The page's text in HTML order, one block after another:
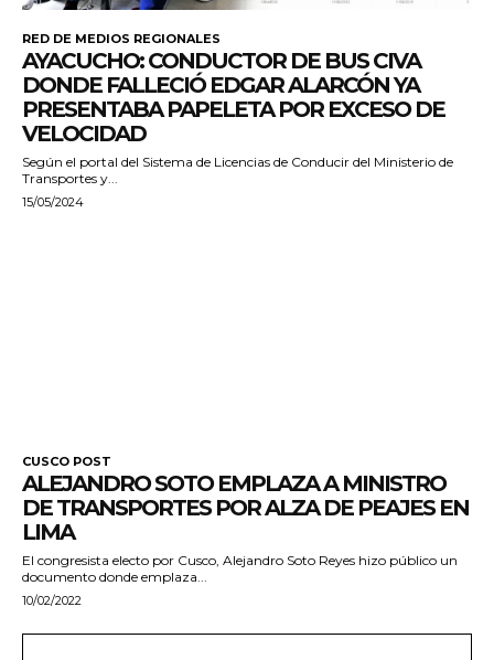
RED DE MEDIOS REGIONALES
AYACUCHO: CONDUCTOR DE BUS CIVA
DONDE FALLECIÓ EDGAR ALARCÓN YA
PRESENTABA PAPELETA POR EXCESO DE
VELOCIDAD
Según el portal del Sistema de Licencias de Conducir del Ministerio de
Transportes y...
15/05/2024
CUSCO POST
ALEJANDRO SOTO EMPLAZA A MINISTRO
DE TRANSPORTES POR ALZA DE PEAJES EN
LIMA
El congresista electo por Cusco, Alejandro Soto Reyes hizo público un
documento donde emplaza...
10/02/2022